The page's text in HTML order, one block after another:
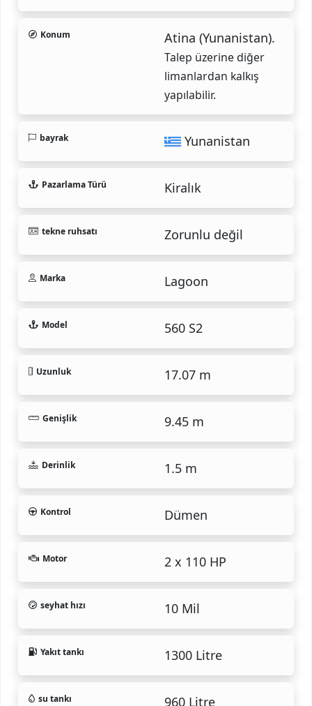
Konum Atina (Yunanistan).
Talep üzerine diğer
limanlardan kalkış
yapılabilir.
bayrak Yunanistan
Pazarlama Türü Kiralık
tekne ruhsatı Zorunlu değil
Marka Lagoon
Model 560 S2
Uzunluk 17.07 m
Genişlik 9.45 m
Derinlik 1.5 m
Kontrol Dümen
Motor 2 x 110 HP
seyhat hızı 10 Mil
Yakıt tankı 1300 Litre
su tankı 960 Litre